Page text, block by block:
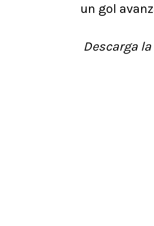
un gol
Descarga